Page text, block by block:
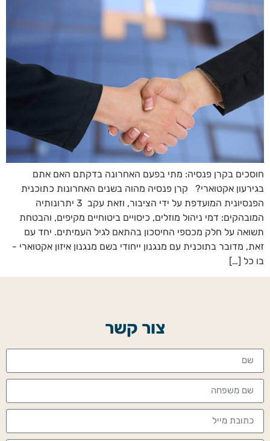
חוסכים בקרן פנסיה: מתי בפעם האחרונה בדקתם האם אתם
בגירעון אקטוארי? קרן פנסיה מהוה בשנים האחרונות כתוכנית
הפנסיונית המועדפת על ידי הציבור, וזאת עקב 3 יתרונותיה
המובהקים: דמי ניהול מוזלים, כיסויים ביטוחיים מקיפים, והבטחת
תשואה על חלק מכספי החיסכון בהתאם לגיל העמיתים. יחד עם
זאת, מדובר בתוכנית עם מנגנון ייחודי בשם מנגנון איזון אקטוארי -
בו כל […]
צור קשר